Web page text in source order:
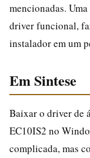
mencionadas.
driver funcional,
instalador em um
Em Sintese
Baixar o driver de
EC10IS2 no
complicada, mas